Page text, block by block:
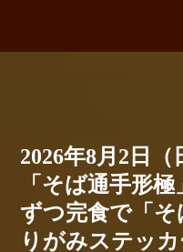
2026年8月2日
「そば通手形
ずつ完食で「そ
りがみステッ